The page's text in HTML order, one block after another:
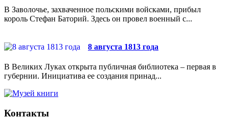
В Заволочье, захваченное польскими войсками, прибыл
король Стефан Баторий. Здесь он провел военный с...
8 августа 1813 года
В Великих Луках открыта публичная библиотека – первая в
губернии. Инициатива ее создания принад...
Контакты